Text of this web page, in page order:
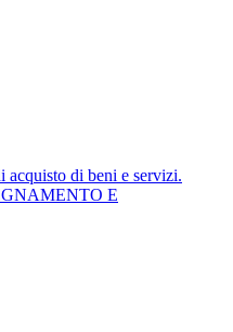
acquisto di beni e servizi.
E